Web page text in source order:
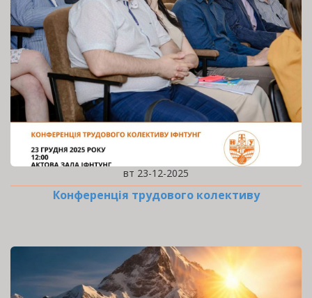
вт 23-12-2025
Конференція трудового колективу